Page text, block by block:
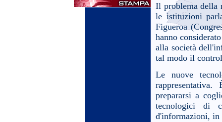
Il problema della
le istituzioni
Figueroa
hanno
alla società
tal modo il
Le nuove
prepararsi a
tecnologici di
d'informazioni, in